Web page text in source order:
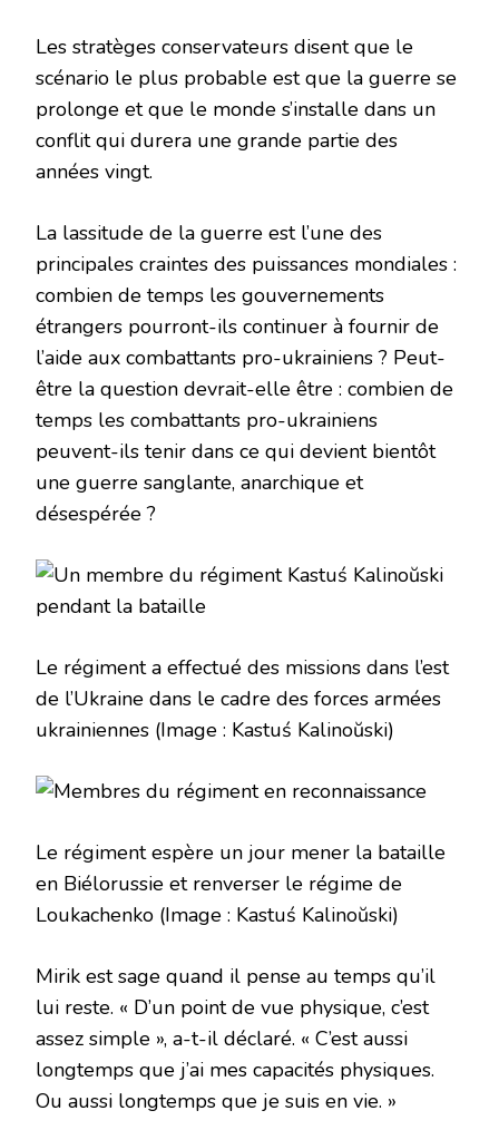
Les stratèges conservateurs disent que le
scénario le plus probable est que la guerre se
prolonge et que le monde s’installe dans un
conflit qui durera une grande partie des
années vingt.
La lassitude de la guerre est l’une des
principales craintes des puissances mondiales :
combien de temps les gouvernements
étrangers pourront-ils continuer à fournir de
l’aide aux combattants pro-ukrainiens ? Peut-
être la question devrait-elle être : combien de
temps les combattants pro-ukrainiens
peuvent-ils tenir dans ce qui devient bientôt
une guerre sanglante, anarchique et
désespérée ?
Le régiment a effectué des missions dans l’est
de l’Ukraine dans le cadre des forces armées
ukrainiennes (Image : Kastuś Kalinoŭski)
Le régiment espère un jour mener la bataille
en Biélorussie et renverser le régime de
Loukachenko (Image : Kastuś Kalinoŭski)
Mirik est sage quand il pense au temps qu’il
lui reste. « D’un point de vue physique, c’est
assez simple », a-t-il déclaré. « C’est aussi
longtemps que j’ai mes capacités physiques.
Ou aussi longtemps que je suis en vie. »